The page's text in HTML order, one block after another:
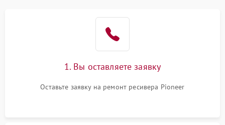
1. Вы оставляете заявку
Оставьте заявку на ремонт ресивера Pioneer